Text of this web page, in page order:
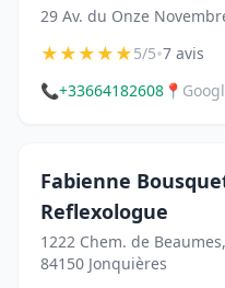
29 Av. du Onze
★★★★★5/5•7 avis
📞+33664182608 📍
Fabienne
Reflexologue
1222 Chem. de Beaumes,
84150 Jonquières